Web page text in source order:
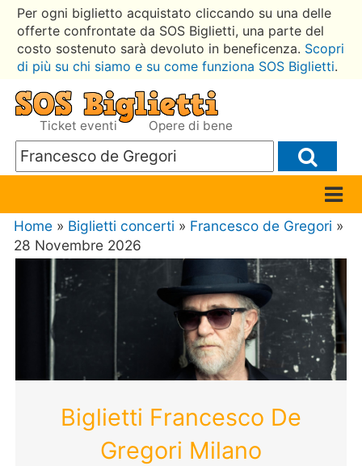
Per ogni biglietto acquistato cliccando su una delle
offerte confrontate da SOS Biglietti, una parte del
costo sostenuto sarà devoluto in beneficenza. Scopri
di più su chi siamo e su come funziona SOS Biglietti.
Ticket eventi Opere di bene
Home » Biglietti concerti » Francesco de Gregori »
28 Novembre 2026
Biglietti Francesco De
Gregori Milano